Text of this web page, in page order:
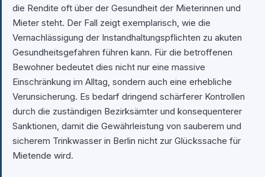
die Rendite oft über der Gesundheit der Mieterinnen und
Mieter steht. Der Fall zeigt exemplarisch, wie die
Vernachlässigung der Instandhaltungspflichten zu akuten
Gesundheitsgefahren führen kann. Für die betroffenen
Bewohner bedeutet dies nicht nur eine massive
Einschränkung im Alltag, sondern auch eine erhebliche
Verunsicherung. Es bedarf dringend schärferer Kontrollen
durch die zuständigen Bezirksämter und konsequenterer
Sanktionen, damit die Gewährleistung von sauberem und
sicherem Trinkwasser in Berlin nicht zur Glückssache für
Mietende wird.